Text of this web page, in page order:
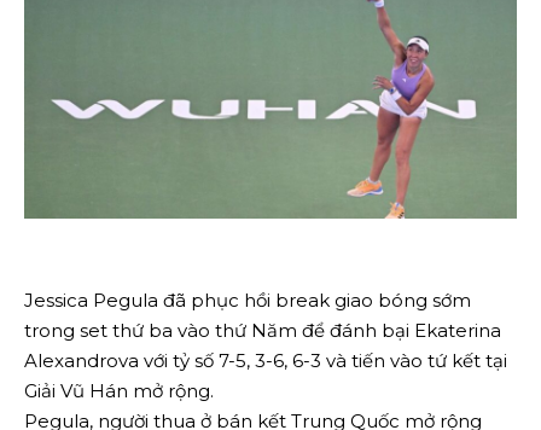
Jessica Pegula đã phục hồi break giao bóng sớm
trong set thứ ba vào thứ Năm để đánh bại Ekaterina
Alexandrova với tỷ số 7-5, 3-6, 6-3 và tiến vào tứ kết tại
Giải Vũ Hán mở rộng.
Pegula, người thua ở bán kết Trung Quốc mở rộng